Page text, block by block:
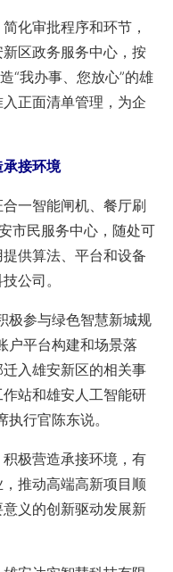
化审批程序和环节，
区政务服务中心，按
“我办事、您放心”的雄
正面清单管理，为企
接环境
一智能闸机、餐厅刷
市民服务中心，随处可
供算法、平台和设备
公司。
参与绿色智慧新城规
户平台构建和场景落
入雄安新区的相关事
站和雄安人工智能研
行官陈东说。
极营造承接环境，有
推动高端高新项目顺
义的创新驱动发展新